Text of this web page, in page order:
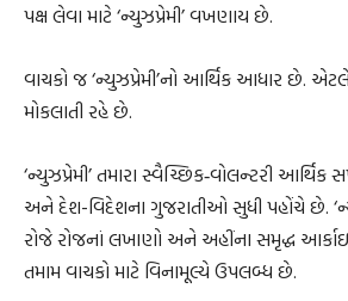
પક્ષ લેવા માટે ‘ન્યુઝપ્રેમી’ વખણાય છે.
વાચકો જ ‘ન્યુઝપ્રેમી’નો આર્થિક આધાર
મોકલાતી રહે છે.
‘ન્યુઝપ્રેમી’ તમારા સ્વૈચ્છિક‐વોલન્ટરી આર્થિક
અને દેશ-વિદેશના ગુજરાતીઓ સુધી પહોંચે છે.
રોજે રોજનાં લખાણો અને અહીંના સમૃદ્ધ
તમામ વાચકો માટે વિનામૂલ્યે ઉપલબ્ધ છે.